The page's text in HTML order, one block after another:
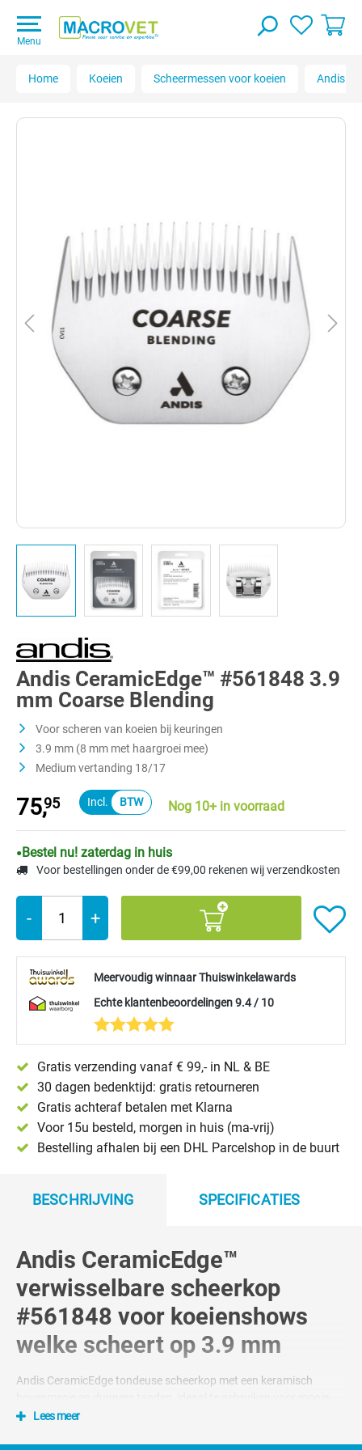
Menu
Home Koeien Scheermessen voor koeien Andis
Andis CeramicEdge™ #561848 3.9
mm Coarse Blending
Voor scheren van koeien bij keuringen
3.9 mm (8 mm met haargroei mee)
Medium vertanding 18/17
75,95 Nog 10+ in voorraad
Bestel nu! zaterdag in huis
Voor bestellingen onder de €99,00 rekenen wij verzendkosten
- +
Meervoudig winnaar Thuiswinkelawards
Echte klantenbeoordelingen 9.4 / 10
Gratis verzending vanaf € 99,- in NL & BE
30 dagen bedenktijd: gratis retourneren
Gratis achteraf betalen met Klarna
Voor 15u besteld, morgen in huis (ma-vrij)
Bestelling afhalen bij een DHL Parcelshop in de buurt
BESCHRIJVING SPECIFICATIES
Andis CeramicEdge™
verwisselbare scheerkop
#561848 voor koeienshows
welke scheert op 3.9 mm
Andis CeramicEdge tondeuse scheerkop met een keramisch
overgangen bij wang en nek. Om het blenden van de vacht te
Lees meer